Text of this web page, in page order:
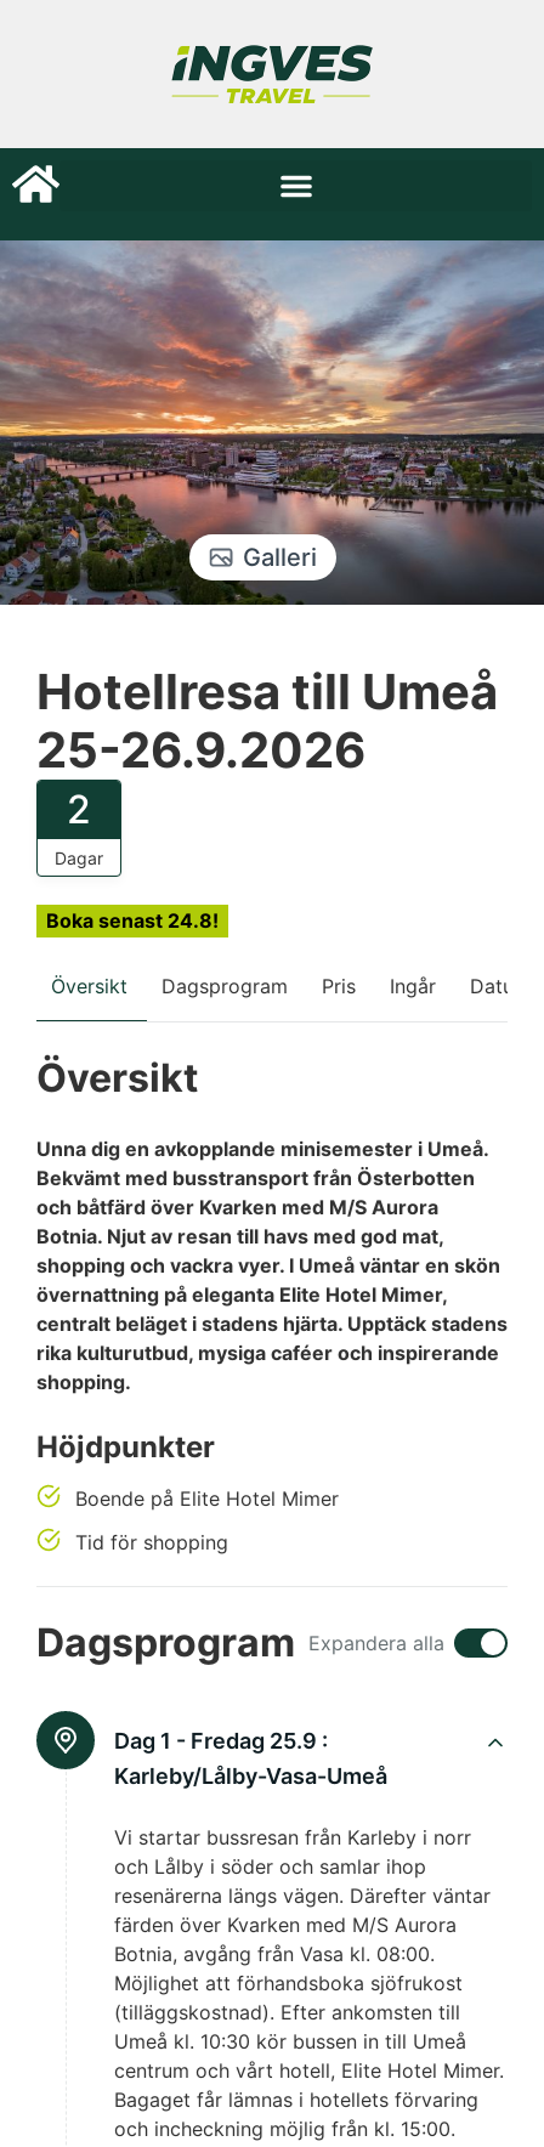
Galleri
Hotellresa till Umeå
25-26.9.2026
2
Dagar
Boka senast 24.8!
Översikt Dagsprogram Pris Ingår Datum
Översikt
Unna dig en avkopplande minisemester i Umeå.
Bekvämt med busstransport från Österbotten
och båtfärd över Kvarken med M/S Aurora
Botnia. Njut av resan till havs med god mat,
shopping och vackra vyer. I Umeå väntar en skön
övernattning på eleganta Elite Hotel Mimer,
centralt beläget i stadens hjärta. Upptäck stadens
rika kulturutbud, mysiga caféer och inspirerande
shopping.
Höjdpunkter
Boende på Elite Hotel Mimer
Tid för shopping
Dagsprogram Expandera alla
Dag 1 - Fredag 25.9 :
Karleby/Lålby-Vasa-Umeå
Vi startar bussresan från Karleby i norr
och Lålby i söder och samlar ihop
resenärerna längs vägen. Därefter väntar
färden över Kvarken med M/S Aurora
Botnia, avgång från Vasa kl. 08:00.
Möjlighet att förhandsboka sjöfrukost
(tilläggskostnad). Efter ankomsten till
Umeå kl. 10:30 kör bussen in till Umeå
centrum och vårt hotell, Elite Hotel Mimer.
Bagaget får lämnas i hotellets förvaring
och incheckning möjlig från kl. 15:00.